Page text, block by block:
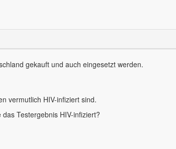
gekauft und auch eingesetzt werden.
vermutlich HIV-infiziert sind.
Testergebnis HIV-infiziert?